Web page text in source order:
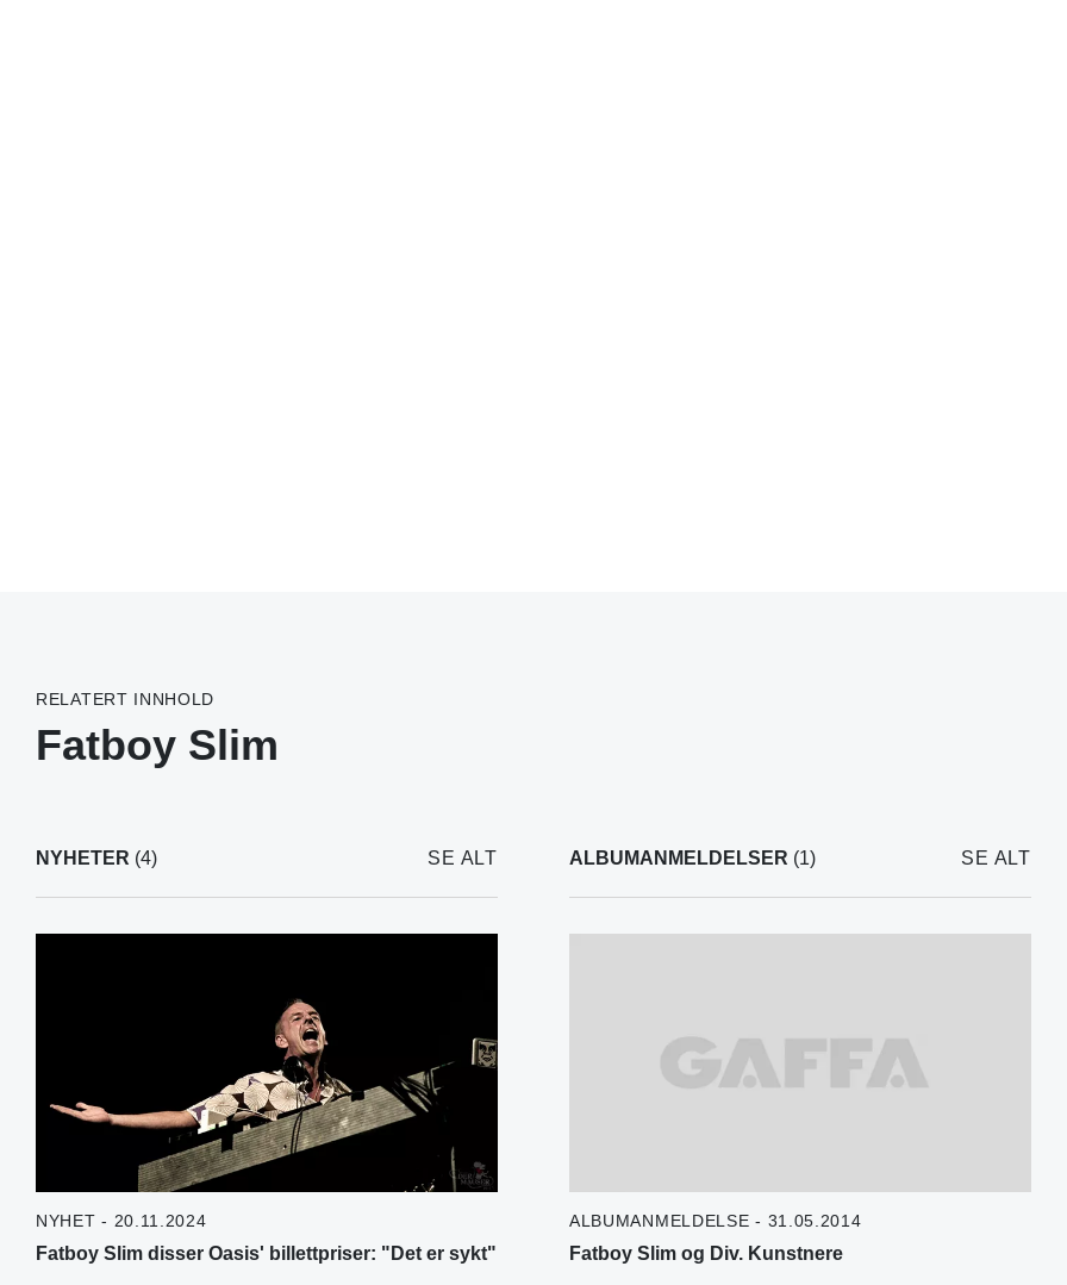
RELATERT INNHOLD
Fatboy Slim
NYHETER (4) SE ALT
NYHET - 20.11.2024
Fatboy Slim disser Oasis' billettpriser: "Det er sykt"
ALBUMANMELDELSER (1) SE ALT
ALBUMANMELDELSE - 31.05.2014
Fatboy Slim og Div. Kunstnere